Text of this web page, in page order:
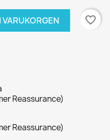
VARUKORGEN favorite_border
Reassurance)
Reassurance)